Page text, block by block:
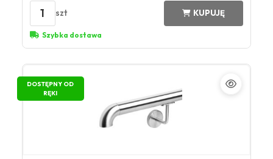
1 szt KUPUJĘ
Szybka dostawa
DOSTĘPNY OD
RĘKI